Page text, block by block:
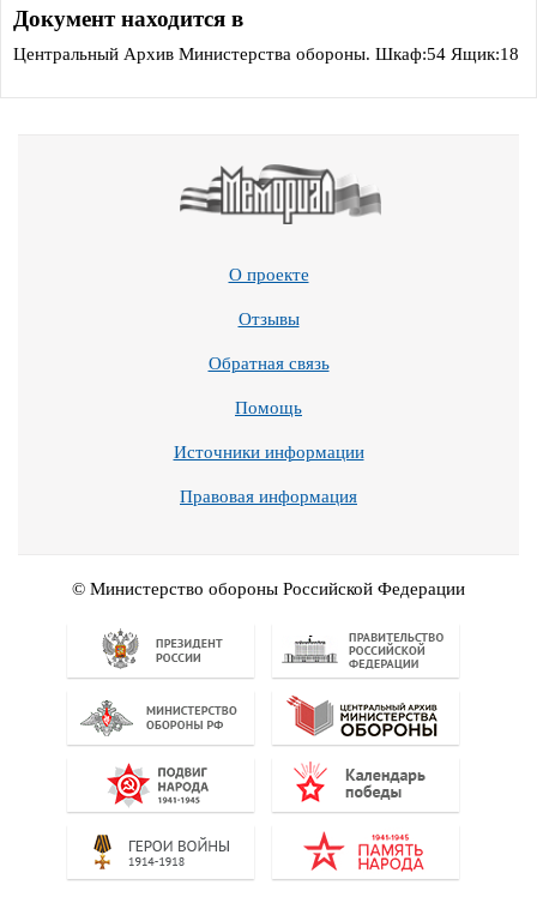
Документ находится в
Центральный Архив Министерства обороны. Шкаф:54 Ящик:18
О проекте
Отзывы
Обратная связь
Помощь
Источники информации
Правовая информация
© Министерство обороны Российской Федерации